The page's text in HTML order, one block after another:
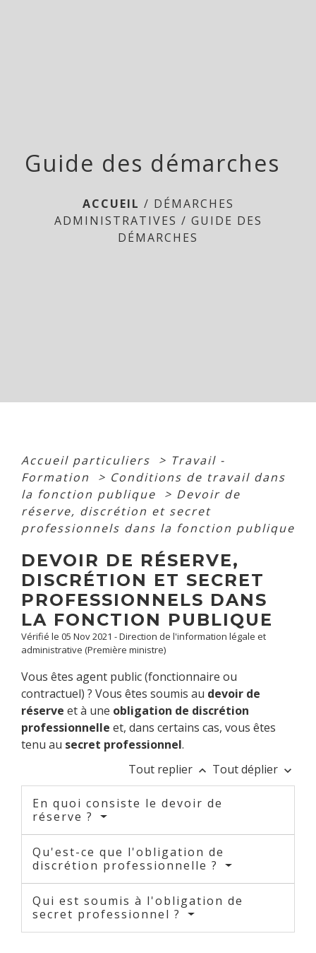
Guide des démarches
ACCUEIL / DÉMARCHES
ADMINISTRATIVES / GUIDE DES
DÉMARCHES
Accueil particuliers > Travail -
Formation
> Conditions de travail dans
la fonction publique
> Devoir de
réserve, discrétion et secret
professionnels dans la fonction publique
DEVOIR DE RÉSERVE,
DISCRÉTION ET SECRET
PROFESSIONNELS DANS
LA FONCTION PUBLIQUE
Vérifié le 05 Nov 2021 - Direction de l'information légale et
administrative (Première ministre)
Vous êtes agent public (fonctionnaire ou
contractuel) ? Vous êtes soumis au devoir de
réserve et à une obligation de discrétion
professionnelle et, dans certains cas, vous êtes
tenu au secret professionnel.
Tout replier keyboard_arrow_up Tout déplier keyboard_arrow_down
En quoi consiste le devoir de
réserve ?
Qu'est-ce que l'obligation de
discrétion professionnelle ?
Qui est soumis à l'obligation de
secret professionnel ?